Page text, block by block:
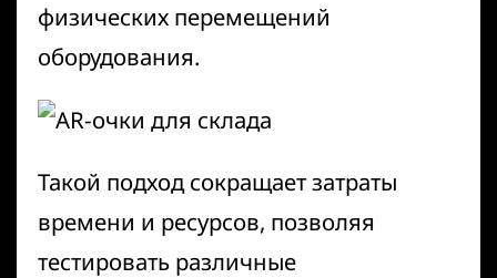
физических перемещений
оборудования.
Такой подход сокращает затраты
времени и ресурсов, позволяя
тестировать различные